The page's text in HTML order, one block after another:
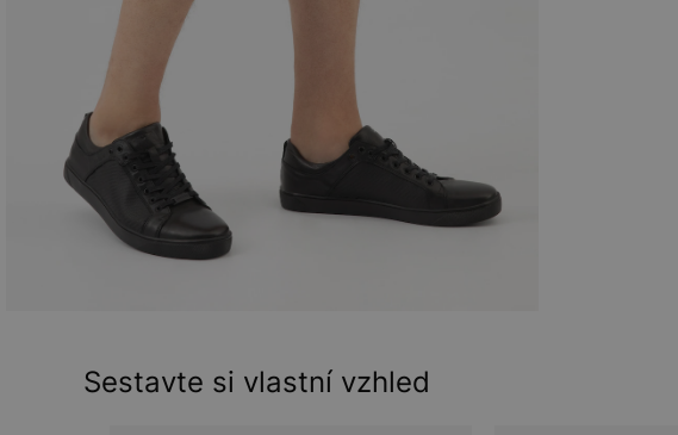
Sestavte si vlastní vzhled